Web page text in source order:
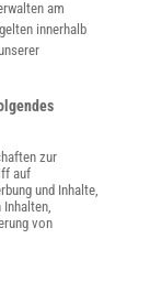
am
innerhalb
zur
auf
und Inhalte,
von